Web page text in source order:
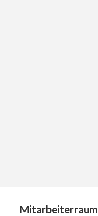
Mitarbeiterraum